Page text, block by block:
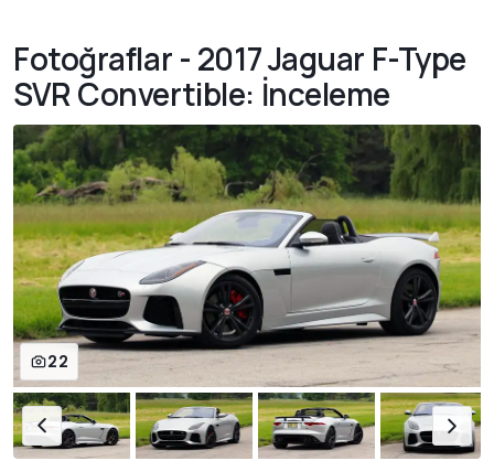
Fotoğraflar - 2017 Jaguar F-Type
SVR Convertible: İnceleme
22